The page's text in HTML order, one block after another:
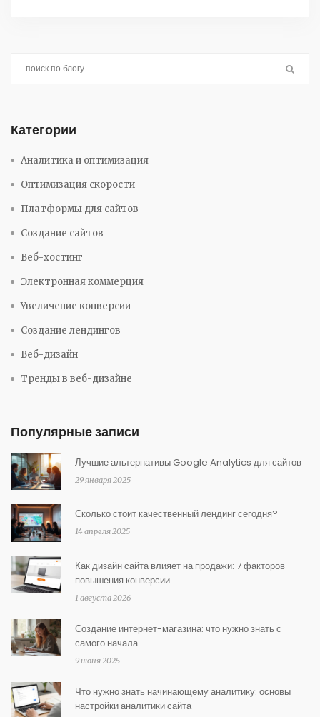
Категории
Аналитика и оптимизация
Оптимизация скорости
Платформы для сайтов
Создание сайтов
Веб-хостинг
Электронная коммерция
Увеличение конверсии
Создание лендингов
Веб-дизайн
Тренды в веб-дизайне
Популярные записи
Лучшие альтернативы Google Analytics для сайтов
29 января 2025
Сколько стоит качественный лендинг сегодня?
14 апреля 2025
Как дизайн сайта влияет на продажи: 7 факторов
повышения конверсии
1 августа 2026
Создание интернет-магазина: что нужно знать с
самого начала
9 июня 2025
Что нужно знать начинающему аналитику: основы
настройки аналитики сайта